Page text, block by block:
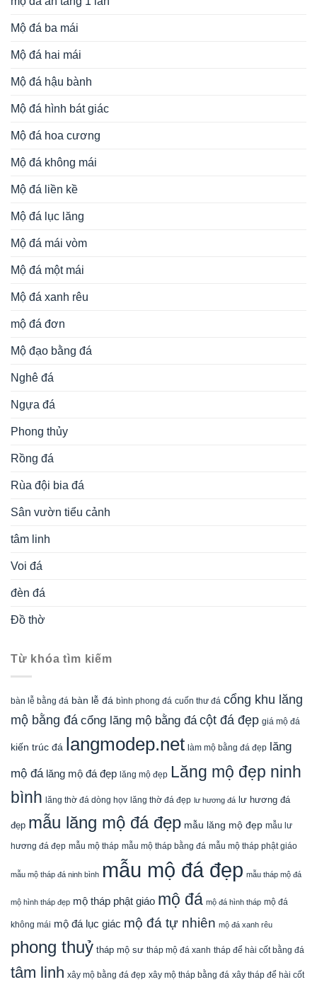
Mộ đá ba mái
Mộ đá hai mái
Mộ đá hậu bành
Mộ đá hình bát giác
Mộ đá hoa cương
Mộ đá không mái
Mộ đá liền kề
Mộ đá lục lăng
Mộ đá mái vòm
Mộ đá một mái
Mộ đá xanh rêu
mộ đá đơn
Mộ đạo bằng đá
Nghê đá
Ngựa đá
Phong thủy
Rồng đá
Rùa đội bia đá
Sân vườn tiểu cảnh
tâm linh
Voi đá
đèn đá
Đồ thờ
Từ khóa tìm kiếm
bàn lễ bằng đá bàn lễ đá bình phong đá cuốn thư đá cổng khu lăng
mộ bằng đá cổng lăng mộ bằng đá cột đá đẹp giá mộ đá
kiến trúc đá langmodep.net làm mộ bằng đá đẹp lăng
mộ đá lăng mộ đá đẹp lăng mộ đẹp Lăng mộ đẹp ninh
bình lăng thờ đá dòng họv lăng thờ đá đẹp lư hương đá lư hương đá
đẹp mẫu lăng mộ đá đẹp mẫu lăng mộ đẹp mẫu lư
hương đá đẹp mẫu mộ tháp mẫu mộ tháp bằng đá mẫu mộ tháp phật giáo
mẫu mộ tháp đá ninh bình mẫu mộ đá đẹp mẫu tháp mộ đá
mộ hình tháp đẹp mộ tháp phật giáo mộ đá mộ đá hình tháp mộ đá
không mái mộ đá lục giác mộ đá tự nhiên mộ đá xanh rêu
phong thuỷ tháp mộ sư tháp mộ đá xanh tháp để hài cốt bằng đá
tâm linh xây mộ bằng đá đẹp xây mộ tháp bằng đá xây tháp để hài cốt